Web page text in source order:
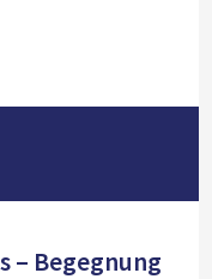
– Begegnung